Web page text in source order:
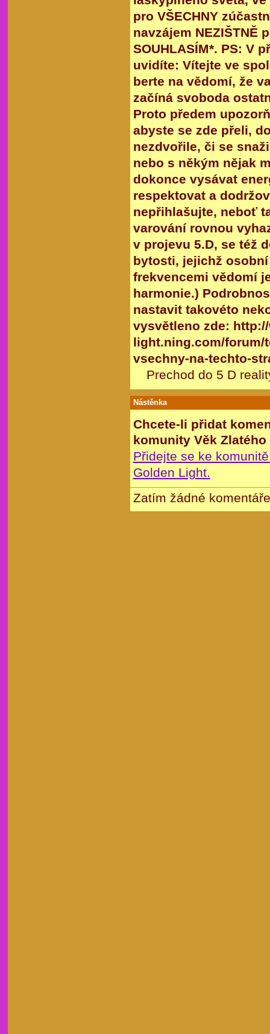
pro VŠECHNY
navzájem NEZIŠTNĚ
SOUHLASÍM*. PS: V
uvidíte: Vítejte ve
berte na vědomí, že
začíná svoboda
Proto předem
abyste se zde přeli,
nezdvořile, či se
nebo s někým nějak
dokonce vysávat
respektovat a
nepřihlašujte, neboť
varování rovnou
v projevu 5.D, se též
bytosti, jejichž
frekvencemi vědomí
harmonie.)
nastavit takovéto
vysvětleno zde:
light.ning.com/forum/
vsechny-na-techto-
Prechod do 5 D
Nástěnka
Chcete-li přidat
komunity Věk
Přidejte se ke
Golden Light.
Zatím žádné